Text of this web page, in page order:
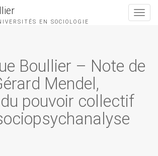
Toggle
EN SOCIOLOGIE
Boullier – Note de
Mendel,
pouvoir collectif